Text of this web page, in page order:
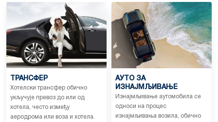
ТРАНСФЕР
Хотелски трансфер обично
укључује превоз до или од
хотела, често између
аеродрома или воза и хотела.
АУТО ЗА
ИЗНАЈМЉИВАЊЕ
Изнајмљивање аутомобила се
односи на процес
изнајмљивања возила, обично